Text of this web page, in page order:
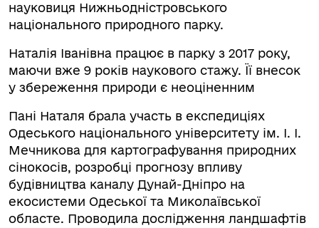
науковиця Нижньодністровського
національного природного парку.
Наталія Іванівна працює в парку з 2017 року,
маючи вже 9 років наукового стажу. Її внесок
у збереження природи є неоціненним
Пані Наталя брала участь в експедиціях
Одеського національного університету ім. І. І.
Мечникова для картографування природних
сінокосів, розробці прогнозу впливу
будівництва каналу Дунай-Дніпро на
екосистеми Одеської та Миколаївської
областе. Проводила дослідження ландшафтів